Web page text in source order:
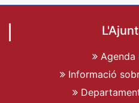
Informació